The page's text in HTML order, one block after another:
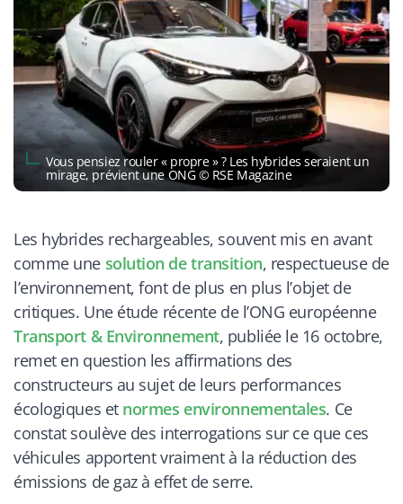
Vous pensiez rouler « propre » ? Les hybrides seraient un
mirage, prévient une ONG © RSE Magazine
Les hybrides rechargeables, souvent mis en avant
comme une solution de transition, respectueuse de
l’environnement, font de plus en plus l’objet de
critiques. Une étude récente de l’ONG européenne
Transport & Environnement, publiée le 16 octobre,
remet en question les affirmations des
constructeurs au sujet de leurs performances
écologiques et normes environnementales. Ce
constat soulève des interrogations sur ce que ces
véhicules apportent vraiment à la réduction des
émissions de gaz à effet de serre.